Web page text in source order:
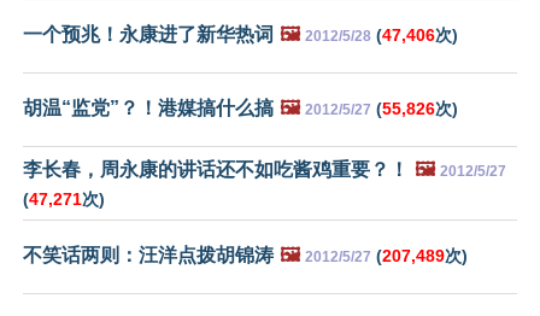
一个预兆！永康进了新华热词 🖼️ 2012/5/28 (47,406次)
胡温“监党”？！港媒搞什么搞 🖼️ 2012/5/27 (55,826次)
李长春，周永康的讲话还不如吃酱鸡重要？！ 🖼️ 2012/5/27
(47,271次)
不笑话两则：汪洋点拨胡锦涛 🖼️ 2012/5/27 (207,489次)